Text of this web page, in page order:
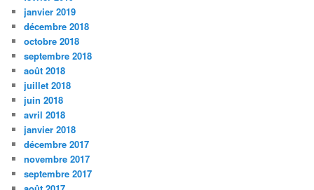
janvier 2019
décembre 2018
octobre 2018
septembre 2018
août 2018
juillet 2018
juin 2018
avril 2018
janvier 2018
décembre 2017
novembre 2017
septembre 2017